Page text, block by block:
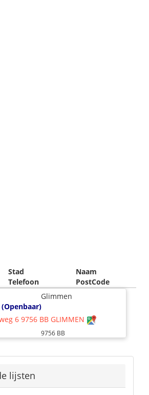
Stad
Naam
Telefoon
PostCode
Glimmen
6 9756 BB GLIMMEN
9756 BB
lijsten